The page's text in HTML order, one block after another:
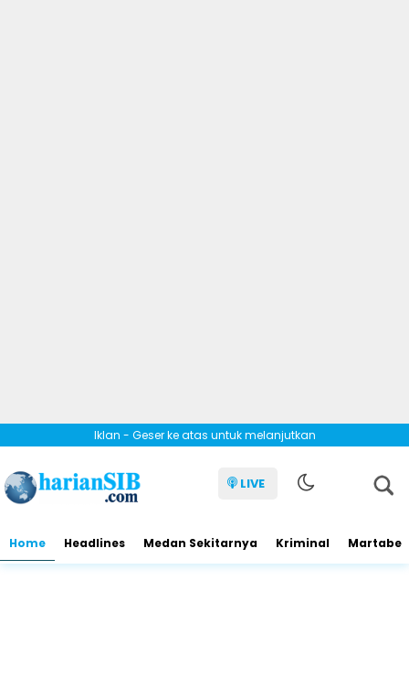
Iklan - Geser ke atas untuk melanjutkan
LIVE
Home Headlines Medan Sekitarnya Kriminal Martabe